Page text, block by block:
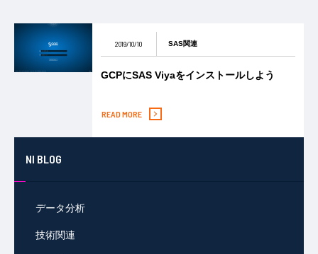
2019/10/10 SAS関連
GCPにSAS Viyaをインストールしよう
READ MORE
NI BLOG
データ分析
技術関連